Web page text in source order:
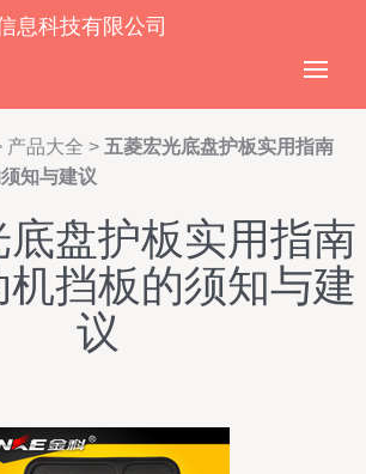
息科技有限公司
产品大全 > 五菱宏光底盘护板实用指南
知与建议
底盘护板实用指南
挡板的须知与建
议